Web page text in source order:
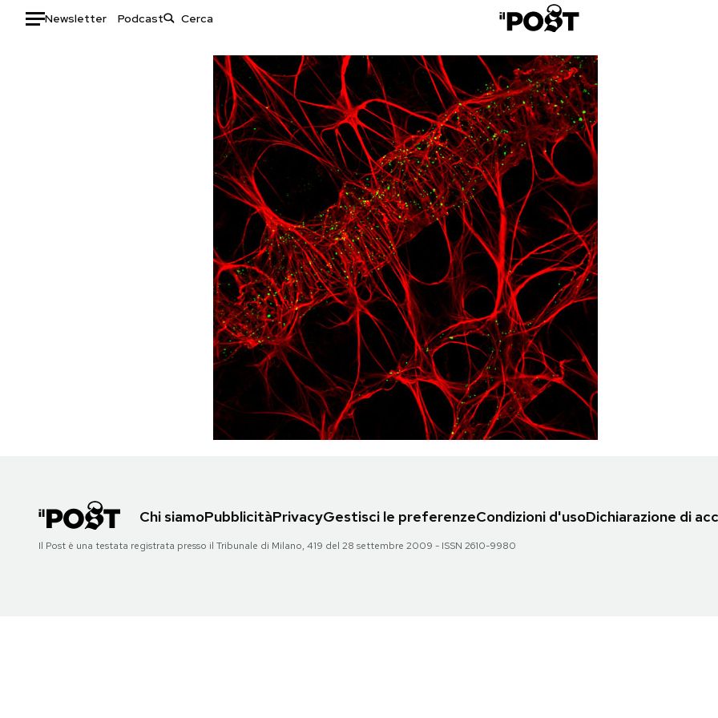
Newsletter Podcast
Auto
Moda
Libri
Consumismi
Storie/Idee
Ok Boomer!
Media
Europa
Altrecose
Mondiali calcio 2026
SHOP
Chi siamoPubblicitàPrivacyGestisci le preferenzeCondizioni d'usoDichiarazione di
Il Post è una testata registrata presso il Tribunale di Milano, 419 del 28 settembre 2009 - ISSN 2610-9980